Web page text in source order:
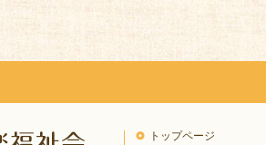
トップページ